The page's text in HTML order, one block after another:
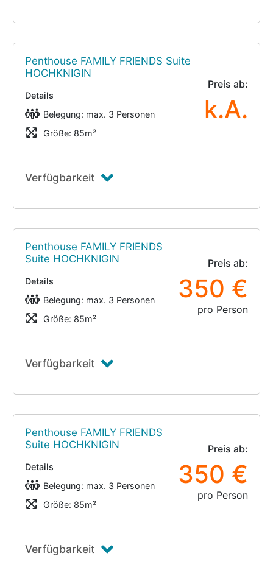
Penthouse FAMILY FRIENDS Suite
HOCHKNIGIN
Details
Belegung: max. 3 Personen
Größe: 85m²
Preis ab:
k.A.
Verfügbarkeit
Penthouse FAMILY FRIENDS
Suite HOCHKNIGIN
Details
Belegung: max. 3 Personen
Größe: 85m²
Preis ab:
350 €
pro Person
Verfügbarkeit
Penthouse FAMILY FRIENDS
Suite HOCHKNIGIN
Details
Belegung: max. 3 Personen
Größe: 85m²
Preis ab:
350 €
pro Person
Verfügbarkeit